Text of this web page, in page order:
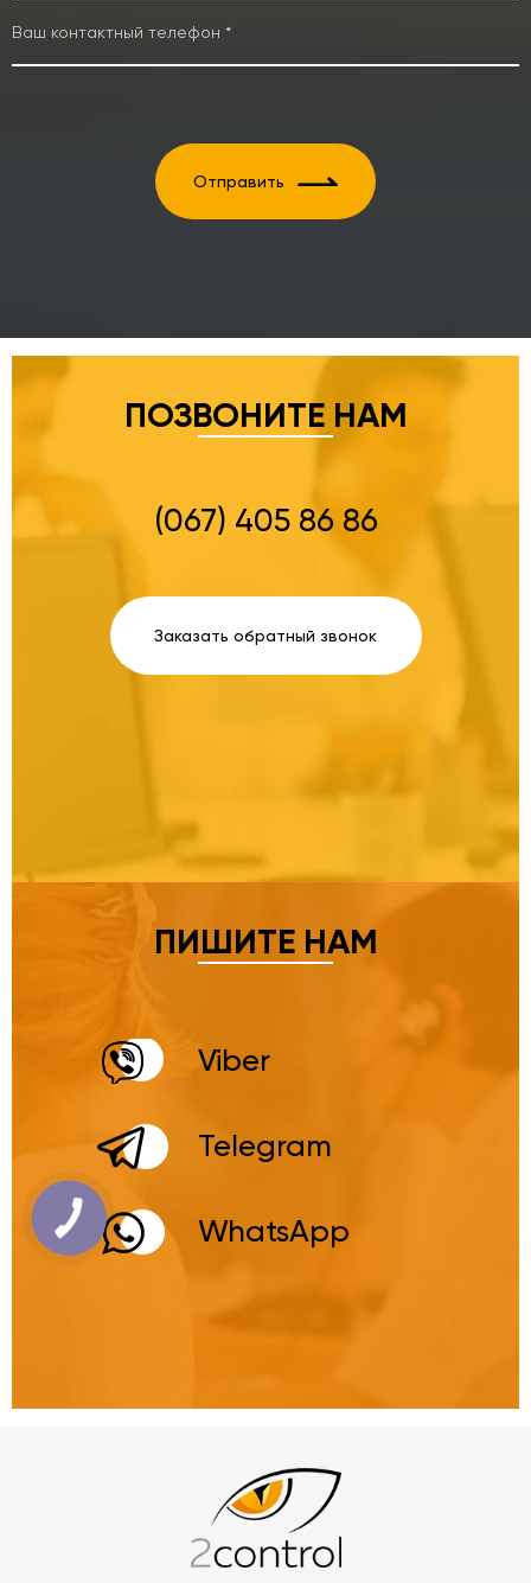
Отправить
ПОЗВОНИТЕ НАМ
(067) 405 86 86
Заказать обратный звонок
ПИШИТЕ НАМ
Viber
Telegram
WhatsApp